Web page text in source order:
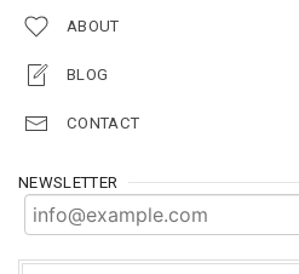
ABOUT
BLOG
CONTACT
NEWSLETTER